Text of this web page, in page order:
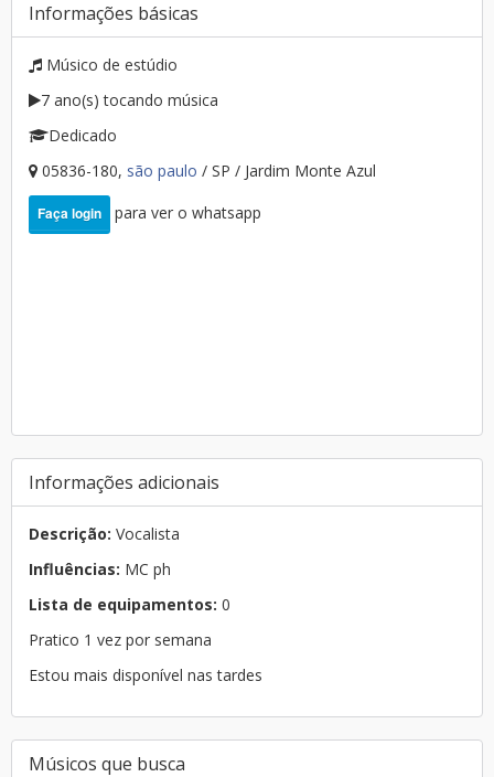
Informações básicas
Músico de estúdio
7 ano(s) tocando música
Dedicado
05836-180, são paulo / SP / Jardim Monte Azul
Faça login para ver o whatsapp
Informações adicionais
Descrição: Vocalista
Influências: MC ph
Lista de equipamentos: 0
Pratico 1 vez por semana
Estou mais disponível nas tardes
Músicos que busca